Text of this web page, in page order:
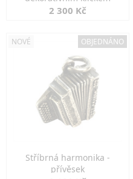
2 300 Kč
NOVÉ OBJEDNÁNO
Stříbrná harmonika -
přívěsek